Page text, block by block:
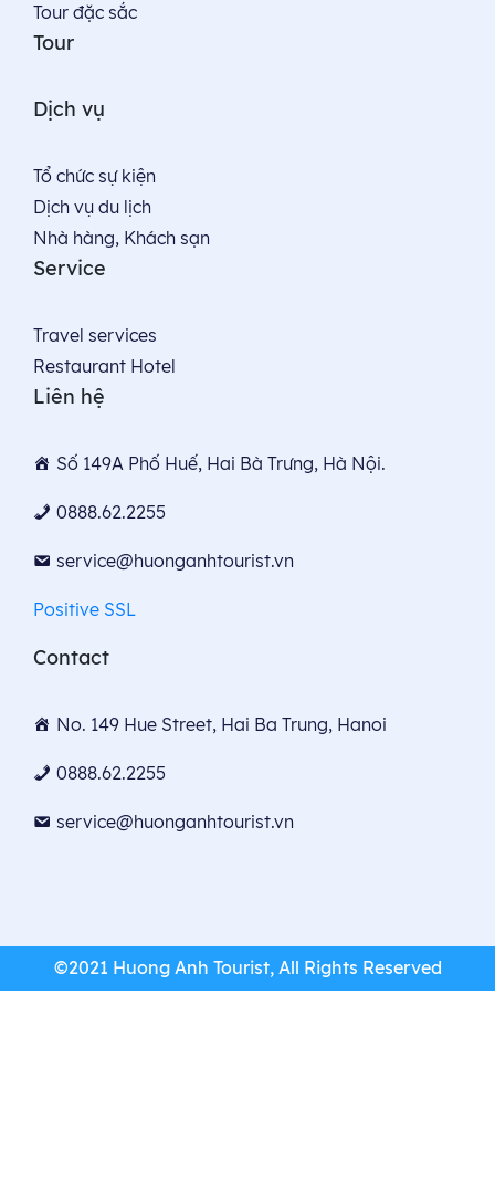
Tour đặc sắc
Tour
Dịch vụ
Tổ chức sự kiện
Dịch vụ du lịch
Nhà hàng, Khách sạn
Service
Travel services
Restaurant Hotel
Liên hệ
Số 149A Phố Huế, Hai Bà Trưng, Hà Nội.
0888.62.2255
service@huonganhtourist.vn
Positive SSL
Contact
No. 149 Hue Street, Hai Ba Trung, Hanoi
0888.62.2255
service@huonganhtourist.vn
©2021 Huong Anh Tourist, All Rights Reserved